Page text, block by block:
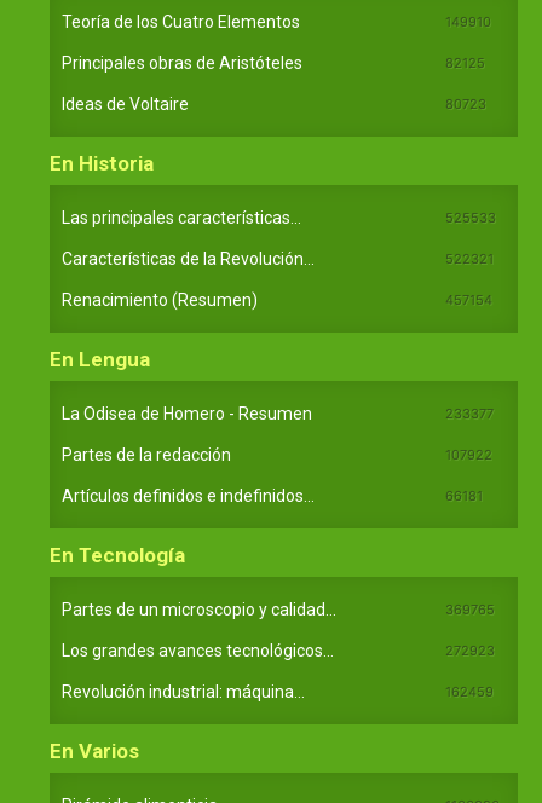
Teoría de los Cuatro Elementos 149910
Principales obras de Aristóteles 82125
Ideas de Voltaire 80723
En Historia
Las principales características... 525533
Características de la Revolución... 522321
Renacimiento (Resumen) 457154
En Lengua
La Odisea de Homero - Resumen 233377
Partes de la redacción 107922
Artículos definidos e indefinidos... 66181
En Tecnología
Partes de un microscopio y calidad... 369765
Los grandes avances tecnológicos... 272923
Revolución industrial: máquina... 162459
En Varios